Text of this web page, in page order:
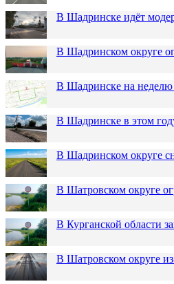
В Шадринске идёт
В Шадринском округе
В Шадринске на неделю
В Шадринске в этом
В Шадринском округе
В Шатровском округе
В Курганской области
В Шатровском округе